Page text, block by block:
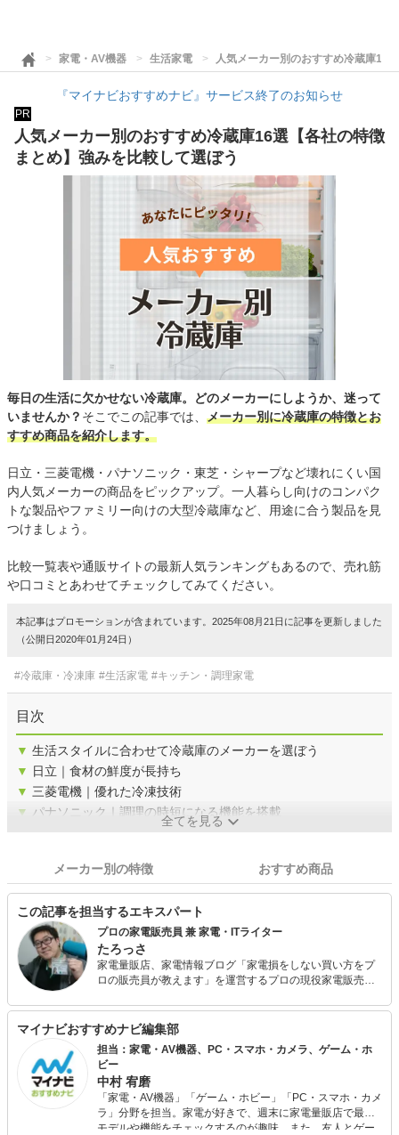
家電・AV機器 生活家電 人気メーカー別のおすすめ冷蔵庫16
『マイナビおすすめナビ』サービス終了のお知らせ
PR
人気メーカー別のおすすめ冷蔵庫16選【各社の特徴
まとめ】強みを比較して選ぼう
毎日の生活に欠かせない冷蔵庫。どのメーカーにしようか、迷って
いませんか？ そこでこの記事では、 メーカー別に冷蔵庫の特徴とお
すすめ商品を紹介します。
日立・三菱電機・パナソニック・東芝・シャープなど壊れにくい国
内人気メーカーの商品をピックアップ。一人暮らし向けのコンパク
トな製品やファミリー向けの大型冷蔵庫など、用途に合う製品を見
つけましょう。
比較一覧表や通販サイトの最新人気ランキングもあるので、売れ筋
や口コミとあわせてチェックしてみてください。
本記事はプロモーションが含まれています。2025年08月21日に記事を更新しました
（公開日2020年01月24日）
#冷蔵庫・冷凍庫 #生活家電 #キッチン・調理家電
目次
▼ 生活スタイルに合わせて冷蔵庫のメーカーを選ぼう
▼ 日立｜食材の鮮度が長持ち
▼ 三菱電機｜優れた冷凍技術
▼ パナソニック｜調理の時短になる機能を搭載
全てを見る
メーカー別の特徴 おすすめ商品
この記事を担当するエキスパート
プロの家電販売員 兼 家電・ITライター
たろっさ
家電量販店、家電情報ブログ「家電損をしない買い方をプ
ロの販売員が教えます」を運営するプロの現役家電販売
ルバイトを経てそのまま家電量販店の道へと進んで15年
弱。 個人で年間2億円を売り上げ、数々の法人内コンテス
ト等で表彰された経験を持っています。 家電アドバイザー
の資格を有し、家電と名の付く物全てに精通しています。
家電で分からないことはありません。 現在は家電ライター
の業務も通して「全ての人が平等に良い家電に巡り会える
機会の提供」に尽力しています。
マイナビおすすめナビ編集部
担当：家電・AV機器、PC・スマホ・カメラ、ゲーム・ホ
ビー
中村 宥磨
「家電・AV機器」「ゲーム・ホビー」「PC・スマホ・カメ
ラ」分野を担当。家電が好きで、週末に家電量販店で最新
モデルや機能をチェックするのが趣味。また、友人とゲー